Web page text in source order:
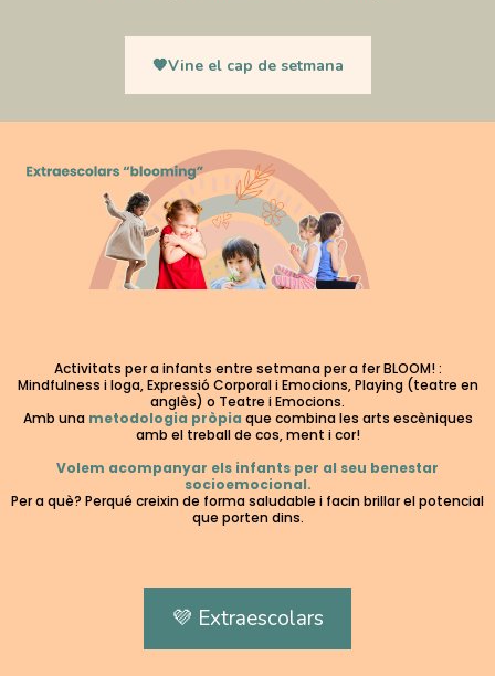
🧡Vine el cap de setmana
Activitats per a infants entre setmana per a fer BLOOM! :
Mindfulness i Ioga, Expressió Corporal i Emocions, Playing (teatre en
anglès) o Teatre i Emocions.
Amb una metodologia pròpia que combina les arts escèniques
amb el treball de cos, ment i cor!
Volem acompanyar els infants per al seu benestar
socioemocional.
Per a què? Perqué creixin de forma saludable i facin brillar el potencial
que porten dins.
💜 Extraescolars